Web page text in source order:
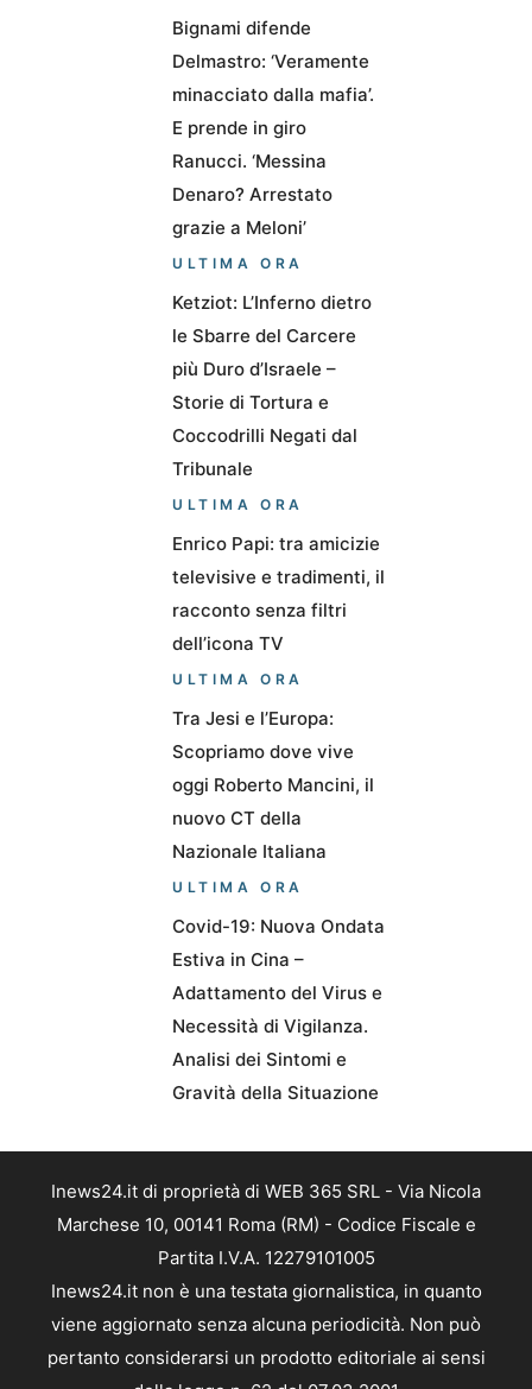
Bignami difende
Delmastro: ‘Veramente
minacciato dalla mafia’.
E prende in giro
Ranucci. ‘Messina
Denaro? Arrestato
grazie a Meloni’
ULTIMA ORA
Ketziot: L’Inferno dietro
le Sbarre del Carcere
più Duro d’Israele –
Storie di Tortura e
Coccodrilli Negati dal
Tribunale
ULTIMA ORA
Enrico Papi: tra amicizie
televisive e tradimenti, il
racconto senza filtri
dell’icona TV
ULTIMA ORA
Tra Jesi e l’Europa:
Scopriamo dove vive
oggi Roberto Mancini, il
nuovo CT della
Nazionale Italiana
ULTIMA ORA
Covid-19: Nuova Ondata
Estiva in Cina –
Adattamento del Virus e
Necessità di Vigilanza.
Analisi dei Sintomi e
Gravità della Situazione
Inews24.it di proprietà di WEB 365 SRL - Via Nicola
Marchese 10, 00141 Roma (RM) - Codice Fiscale e
Partita I.V.A. 12279101005
Inews24.it non è una testata giornalistica, in quanto
viene aggiornato senza alcuna periodicità. Non può
pertanto considerarsi un prodotto editoriale ai sensi